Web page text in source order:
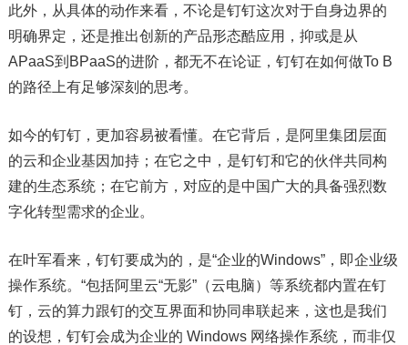
此外，从具体的动作来看，不论是钉钉这次对于自身边界的
明确界定，还是推出创新的产品形态酷应用，抑或是从
APaaS到BPaaS的进阶，都无不在论证，钉钉在如何做To B
的路径上有足够深刻的思考。
如今的钉钉，更加容易被看懂。在它背后，是阿里集团层面
的云和企业基因加持；在它之中，是钉钉和它的伙伴共同构
建的生态系统；在它前方，对应的是中国广大的具备强烈数
字化转型需求的企业。
在叶军看来，钉钉要成为的，是“企业的Windows”，即企业级
操作系统。“包括阿里云“无影”（云电脑）等系统都内置在钉
钉，云的算力跟钉的交互界面和协同串联起来，这也是我们
的设想，钉钉会成为企业的 Windows 网络操作系统，而非仅